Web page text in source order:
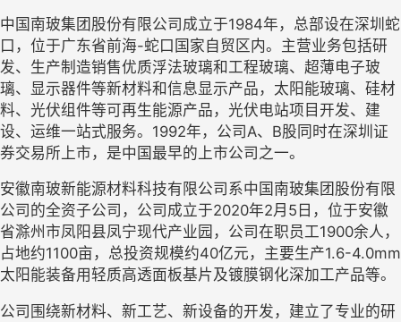
中国南玻集团股份有限公司成立于1984年，总部设在深圳蛇
口 ，位于广东省前海-蛇口国家自贸区内。主营业务包括研
发、生产制造销售优质浮法玻璃和工程玻璃、超薄电子玻
璃、显示器件等新材料和信息显示产品，太阳能玻璃、硅材
料、光伏组件等可再生能源产品，光伏电站项目开发、建
设、运维一站式服务。 1992年，公司A、B股同时在深圳证
券交易所上市，是中国最早的上市公司之一。
安徽南玻新能源材料科技有限公司 系中国南玻集团股份有限
公司的全资子公司，公司成立于2020年2月 5日 ，位于安徽
省滁州市凤阳县凤宁现代产业园， 公司在职员工1900余人 ，
占地约1100亩，总投资规模约40亿元，主要生产1.6-4.0mm
太阳能装备用轻质高透面板基片及镀膜钢化深加工产品等。
公司围绕新材料、新工艺、新设备的开发，建立了专业的研